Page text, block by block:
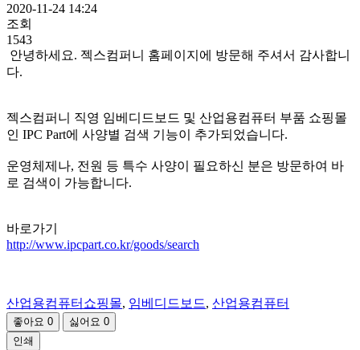
2020-11-24 14:24
조회
1543
안녕하세요. 젝스컴퍼니 홈페이지에 방문해 주셔서 감사합니
다.
젝스컴퍼니 직영 임베디드보드 및 산업용컴퓨터 부품 쇼핑몰
인 IPC Part에 사양별 검색 기능이 추가되었습니다.
운영체제나, 전원 등 특수 사양이 필요하신 분은 방문하여 바
로 검색이 가능합니다.
바로가기
http://www.ipcpart.co.kr/goods/search
산업용컴퓨터쇼핑몰, 임베디드보드, 산업용컴퓨터
좋아요 0 싫어요 0
인쇄